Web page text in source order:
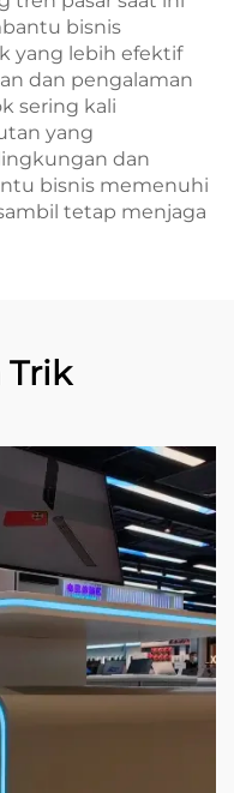
bisnis
yang lebih efektif
dan pengalaman
sering kali
yang
dan
bisnis memenuhi
tetap menjaga
Trik